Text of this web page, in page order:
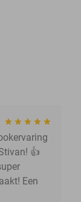
👍
Een